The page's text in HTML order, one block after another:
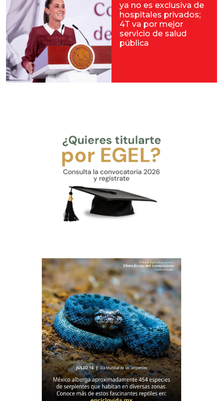
ya no es exclusiva de
hospitales privados;
4T va por mejor
servicio de salud
pública